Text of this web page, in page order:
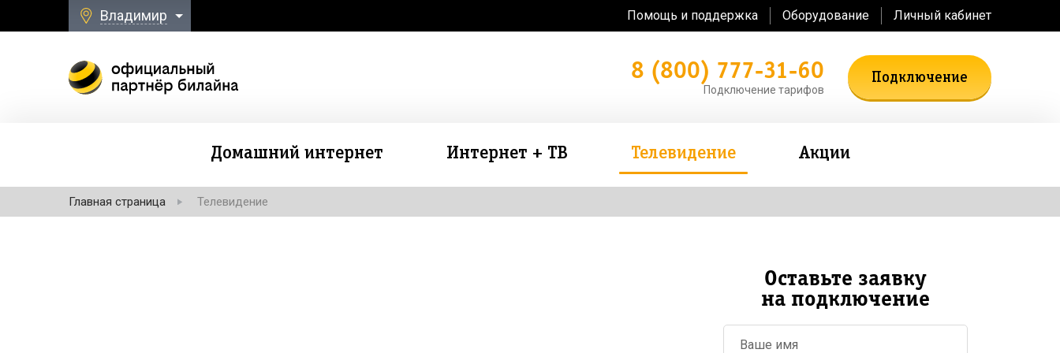
Владимир Помощь и поддержка Оборудование Личный кабинет
8 (800) 777-31-60
Подключение тарифов
Подключение
Домашний интернет Интернет + ТВ Телевидение Акции
Главная страница Телевидение
Оставьте заявку
на подключение